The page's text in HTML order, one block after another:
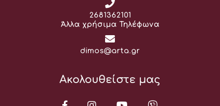
Τηλέφωνο:
2681362101
Άλλα χρήσιμα Τηλέφωνα
Email:
dimos@arta.gr
Ακολουθείστε μας